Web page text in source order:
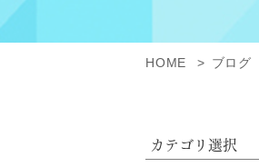
HOME ブログ